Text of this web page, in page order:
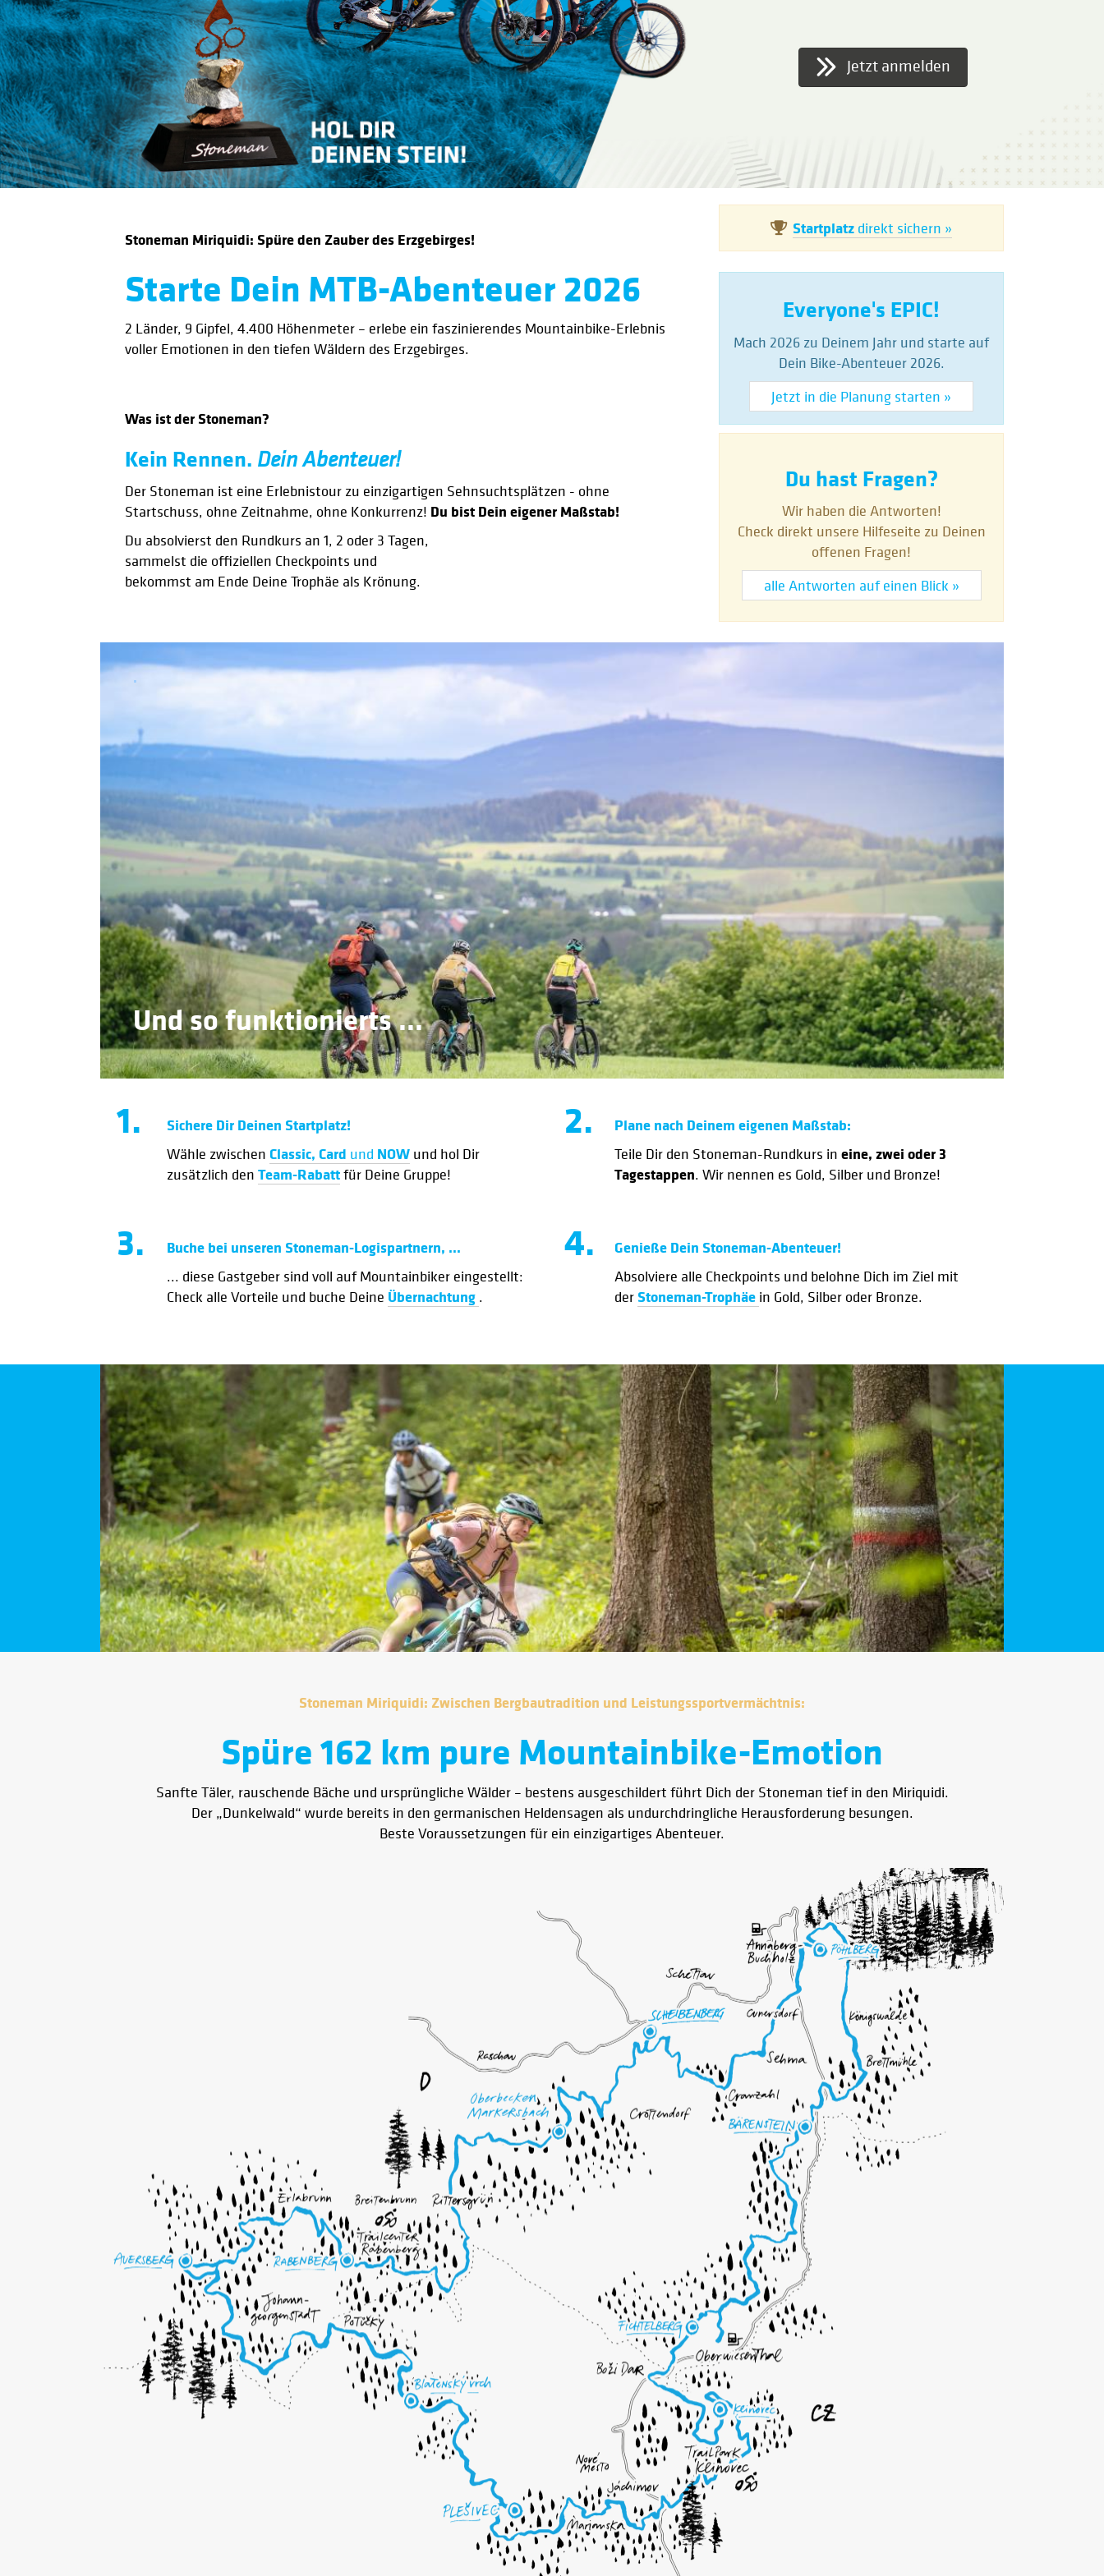
Jetzt anmelden
Stoneman Miriquidi: Spüre den Zauber des Erzgebirges!
Starte Dein MTB-Abenteuer 2026
2 Länder, 9 Gipfel, 4.400 Höhenmeter – erlebe ein faszinierendes Mountainbike-Erlebnis
voller Emotionen in den tiefen Wäldern des Erzgebirges.
Was ist der Stoneman?
Kein Rennen. Dein Abenteuer!
Der Stoneman ist eine Erlebnistour zu einzigartigen Sehnsuchtsplätzen - ohne
Startschuss, ohne Zeitnahme, ohne Konkurrenz! Du bist Dein eigener Maßstab!
Du absolvierst den Rundkurs an 1, 2 oder 3 Tagen,
sammelst die offiziellen Checkpoints und
bekommst am Ende Deine Trophäe als Krönung.
Startplatz direkt sichern »
Everyone's EPIC!
Mach 2026 zu Deinem Jahr und starte auf
Dein Bike-Abenteuer 2026.
Jetzt in die Planung starten »
Du hast Fragen?
Wir haben die Antworten!
Check direkt unsere Hilfeseite zu Deinen
offenen Fragen!
alle Antworten auf einen Blick »
.
Und so funktionierts ...
1. Sichere Dir Deinen Startplatz!
Wähle zwischen Classic, Card und NOWund hol Dir
zusätzlich den Team-Rabattfür Deine Gruppe!
2. Plane nach Deinem eigenen Maßstab:
Teile Dir den Stoneman-Rundkurs in eine, zwei oder 3
Tagestappen. Wir nennen es Gold, Silber und Bronze!
3. Buche bei unseren Stoneman-Logispartnern, ...
... diese Gastgeber sind voll auf Mountainbiker eingestellt:
Check alle Vorteile und buche Deine Übernachtung .
4. Genieße Dein Stoneman-Abenteuer!
Absolviere alle Checkpoints und belohne Dich im Ziel mit
der Stoneman-Trophäe in Gold, Silber oder Bronze.
Stoneman Miriquidi: Zwischen Bergbautradition und Leistungssportvermächtnis:
Spüre 162 km pure Mountainbike-Emotion
Sanfte Täler, rauschende Bäche und ursprüngliche Wälder – bestens ausgeschildert führt Dich der Stoneman tief in den Miriquidi.
Der „Dunkelwald“ wurde bereits in den germanischen Heldensagen als undurchdringliche Herausforderung besungen.
Beste Voraussetzungen für ein einzigartiges Abenteuer.